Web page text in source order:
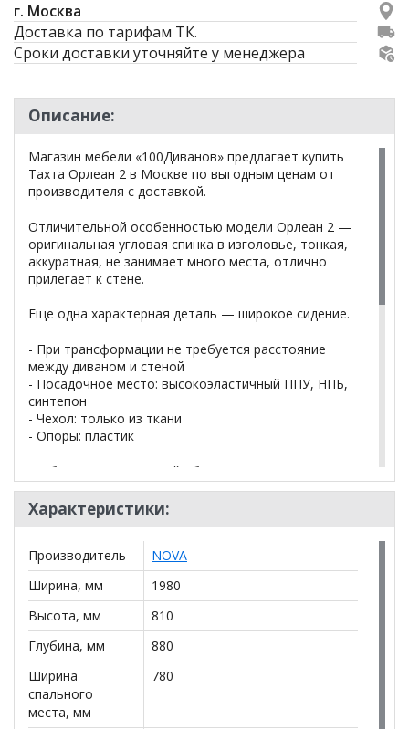
г. Москва
Доставка по тарифам ТК.
Сроки доставки уточняйте у менеджера
Описание:
Магазин мебели «100Диванов» предлагает купить
Тахта Орлеан 2 в Москве по выгодным ценам от
производителя с доставкой.
Отличительной особенностью модели Орлеан 2 —
оригинальная угловая спинка в изголовье, тонкая,
аккуратная, не занимает много места, отлично
прилегает к стене.
Еще одна характерная деталь — широкое сидение.
- При трансформации не требуется расстояние
между диваном и стеной
- Посадочное место: высокоэластичный ППУ, НПБ,
синтепон
- Чехол: только из ткани
- Опоры: пластик
Глубина п.м. с подушкой / без, мм 600 / 780
Высота спинки/п.м., мм 370 / 450
Кол-во ед. в транспортной упаковке: 1 шт.
Вес общий: 84 кг. Объем общий: 0,85 м.куб.
*Дополнительную информацию о том, как купить
Тахта Орлеан 2уточняйте у нашего менеджера по
телефону
+79292022735
**Цены на официальном сайте
Характеристики:
Производитель
NOVA
Ширина, мм
1980
Высота, мм
810
Глубина, мм
880
Ширина
спального
места, мм
780